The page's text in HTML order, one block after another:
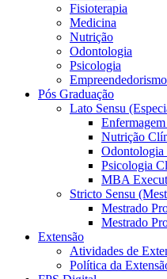
Fisioterapia
Medicina
Nutrição
Odontologia
Psicologia
Pós Graduação
Lato Sensu
Nutrição
Odontologia
Psicologia
MBA
Stricto Sensu
Mestrado
Mestrado
Extensão
Atividades de
Política da